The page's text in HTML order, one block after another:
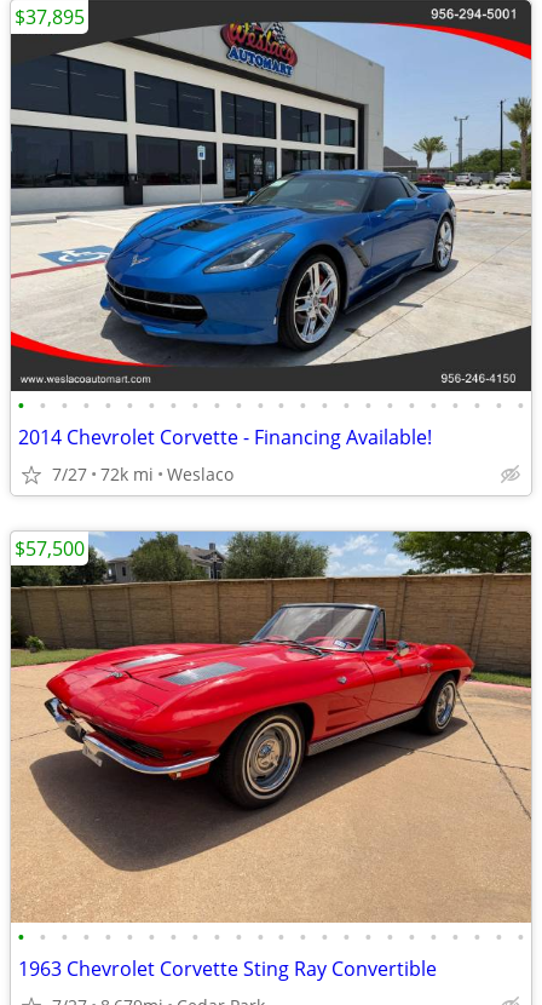
• • • • • • • • • • • • • • • • • • • • • • • •
2014 Chevrolet Corvette - Financing Available!
7/27 72k mi Weslaco
$37,895
• • • • • • • • • • • • • • • • • • • • • • • •
1963 Chevrolet Corvette Sting Ray Convertible
$57,500